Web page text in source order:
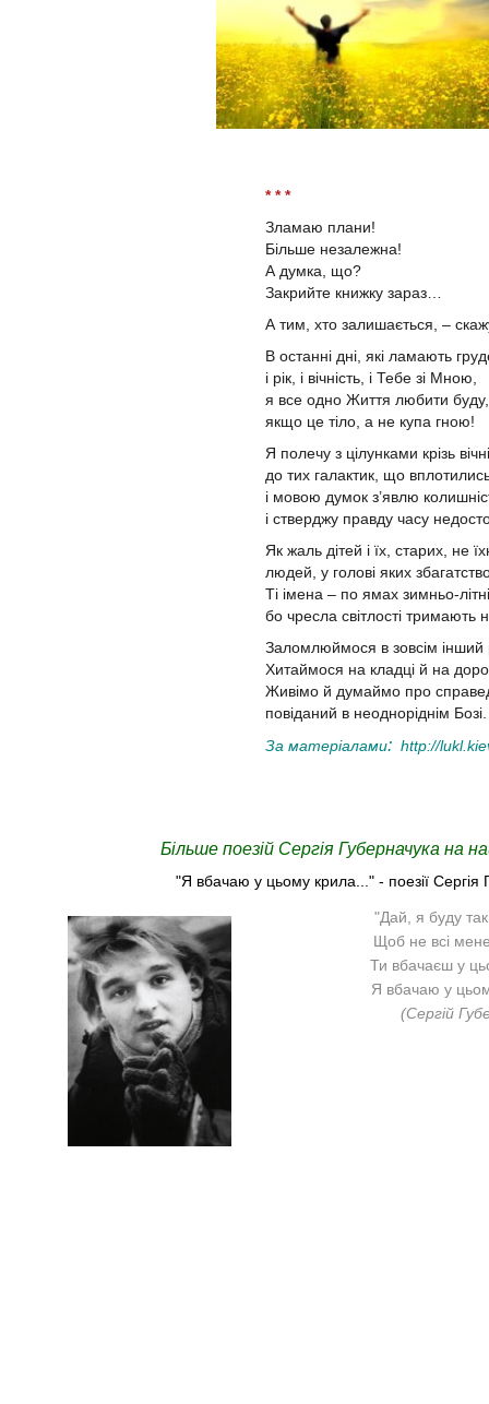
* * *
Зламаю плани!
Більше незалежна!
А думка, що?
Закрийте книжку зараз…
А тим, хто залишається, –
В останні дні, які ламають
і рік, і вічність, і Тебе зі Мною,
я все одно Життя любити буду,
якщо це тіло, а не купа гною!
Я полечу з цілунками крізь
до тих галактик, що
і мовою думок з’явлю
і стверджу правду часу
Як жаль дітей і їх, старих, не
людей, у голові яких
Ті імена – по ямах зимньо-
бо чресла світлості тримають
Заломлюймося в зовсім інший
Хитаймося на кладці й на
Живімо й думаймо про
повіданий в неодноріднім Бозі.
За матеріалами: http://
Більше поезій Сергія Губерначука на
"Я вбачаю у цьому крила..." - поезії Сергія
"Дай, я буду
Щоб не всі
Ти вбачаєш у
Я вбачаю у
(Сергій